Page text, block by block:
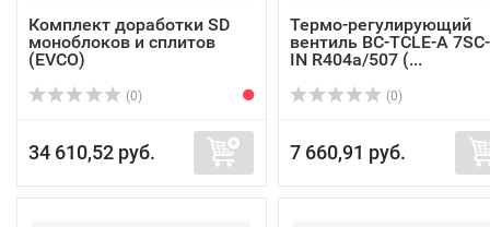
Комплект доработки SD
моноблоков и сплитов
(EVCO)
(0)
34 610,52 руб.
Термо-регулирующий
вентиль BC-TCLE-A
IN R404a/507 (...
(0)
7 660,91 руб.